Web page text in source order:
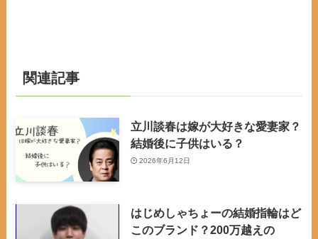
関連記事
立川談春は嫁が大好きな愛妻家？
結婚後に子供はいる？
2026年6月12日
はじめしゃちょーの結婚指輪はど
このブランド？200万越えの